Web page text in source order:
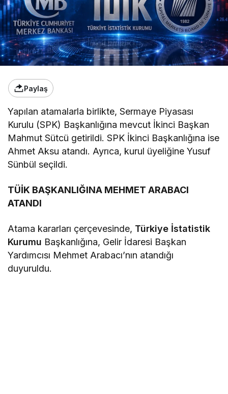
Paylaş
Yapılan atamalarla birlikte, Sermaye Piyasası
Kurulu (SPK) Başkanlığına mevcut İkinci Başkan
Mahmut Sütcü getirildi. SPK İkinci Başkanlığına ise
Ahmet Aksu atandı. Ayrıca, kurul üyeliğine Yusuf
Sünbül seçildi.
TÜİK BAŞKANLIĞINA MEHMET ARABACI
ATANDI
Atama kararları çerçevesinde, Türkiye İstatistik
Kurumu Başkanlığına, Gelir İdaresi Başkan
Yardımcısı Mehmet Arabacı’nın atandığı
duyuruldu.